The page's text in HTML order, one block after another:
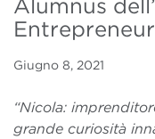
Alumnus
Giugno 8, 2021
“Nicola:
grande curiosità